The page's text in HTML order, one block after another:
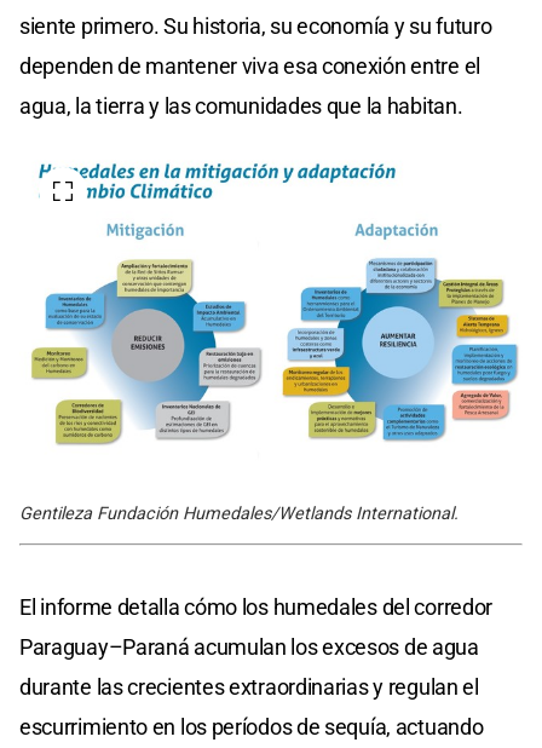
siente primero. Su historia, su economía y su futuro
dependen de mantener viva esa conexión entre el
agua, la tierra y las comunidades que la habitan.
Gentileza Fundación Humedales/Wetlands International.
El informe detalla cómo los humedales del corredor
Paraguay–Paraná acumulan los excesos de agua
durante las crecientes extraordinarias y regulan el
escurrimiento en los períodos de sequía, actuando